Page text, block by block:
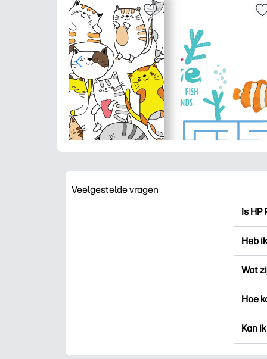
Veelgestelde vragen
Is HP
Heb
Wat
Hoe
Kan